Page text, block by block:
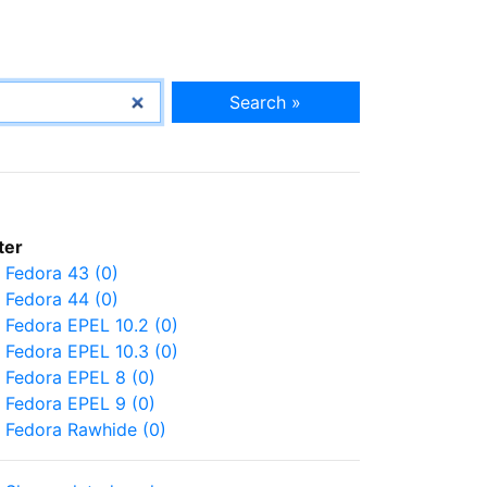
Search »
Fedora 43 (0)
Fedora 44 (0)
Fedora EPEL 10.2 (0)
Fedora EPEL 10.3 (0)
Fedora EPEL 8 (0)
Fedora EPEL 9 (0)
Fedora Rawhide (0)